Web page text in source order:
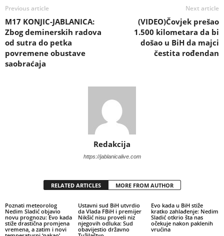
Previous article
M17 KONJIC-JABLANICA:
Zbog deminerskih radova
od sutra do petka
povremene obustave
saobraćaja
Next article
(VIDEO)Čovjek prešao
1.500 kilometara da bi
došao u BiH da majci
čestita rođendan
Redakcija
https://jablanicalive.com
RELATED ARTICLES MORE FROM AUTHOR
Poznati meteorolog
Nedim Sladić objavio
novu prognozu: Evo kada
stiže drastična promjena
vremena, a zatim i novi
Ustavni sud BiH utvrdio
da Vlada FBiH i premijer
Nikšić nisu proveli niz
njegovih odluka: Sud
obavijestio državno
Evo kada u BiH stiže
kratko zahlađenje: Nedim
Sladić otkrio šta nas
očekuje nakon paklenih
vrućina